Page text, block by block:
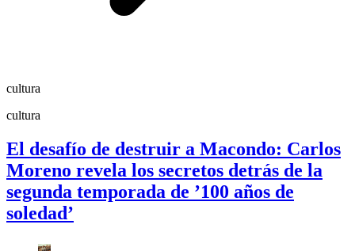
cultura
cultura
El desafío de destruir a Macondo: Carlos
Moreno revela los secretos detrás de la
segunda temporada de ’100 años de
soledad’